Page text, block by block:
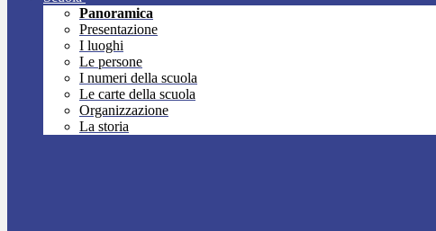
Panoramica
Presentazione
I luoghi
Le persone
I numeri della scuola
Le carte della scuola
Organizzazione
La storia